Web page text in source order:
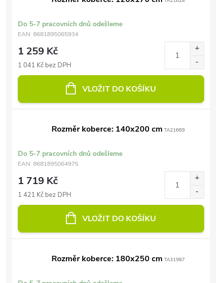
Do 5-7 pracovních dnů odešleme
EAN: 8681895065934
1 259 Kč
1 041 Kč bez DPH
VLOŽIT DO KOŠÍKU
Rozměr koberce: 140x200 cm TA21669
Do 5-7 pracovních dnů odešleme
EAN: 8681895064975
1 719 Kč
1 421 Kč bez DPH
VLOŽIT DO KOŠÍKU
Rozměr koberce: 180x250 cm TA31987